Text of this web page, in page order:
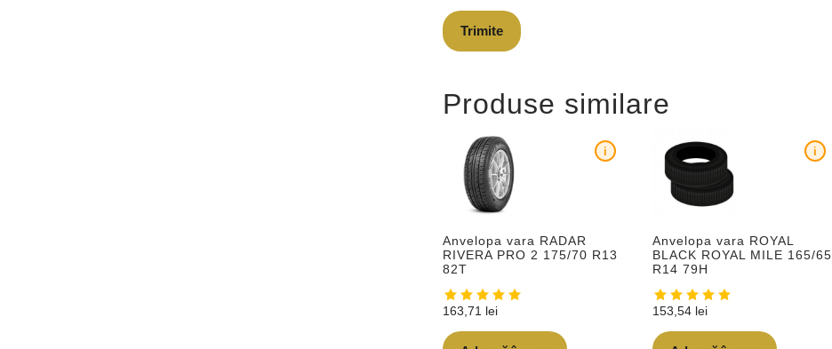
Produse similare
Anvelopa vara RADAR
RIVERA PRO 2 175/70 R13
82T
i
163,71 lei
Anvelopa vara ROYAL
BLACK ROYAL MILE 165/65
R14 79H
i
153,54 lei